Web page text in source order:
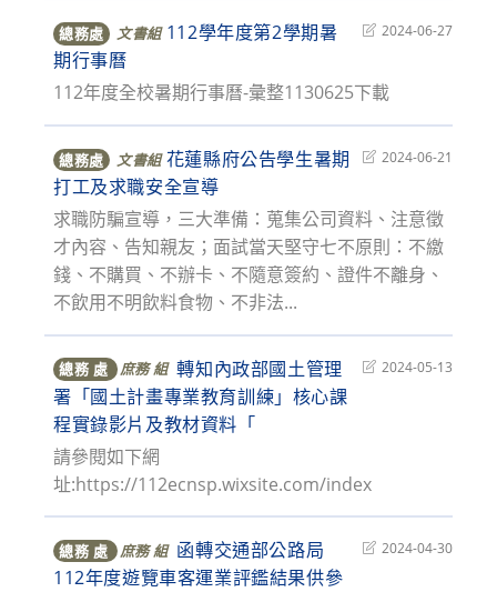
總務處 文書組 112學年度第2學期暑
期行事曆
Post
modified:
2024-06-27
112年度全校暑期行事曆-彙整1130625下載
總務處 文書組 花蓮縣府公告學生暑期
打工及求職安全宣導
Post
modified:
2024-06-21
求職防騙宣導，三大準備：蒐集公司資料、注意徵
才內容、告知親友；面試當天堅守七不原則：不繳
錢、不購買、不辦卡、不隨意簽約、證件不離身、
不飲用不明飲料食物、不非法...
總務 處 庶務 組 轉知內政部國土管理
署「國土計畫專業教育訓練」核心課
程實錄影片及教材資料「
Post2024-05-13
請參閱如下網
址:https://112ecnsp.wixsite.com/index
總務 處 庶務 組 函轉交通部公路局
112年度遊覽車客運業評鑑結果供參
Post2024-04-30